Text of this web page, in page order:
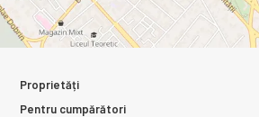
Proprietăți
Pentru cumpărători